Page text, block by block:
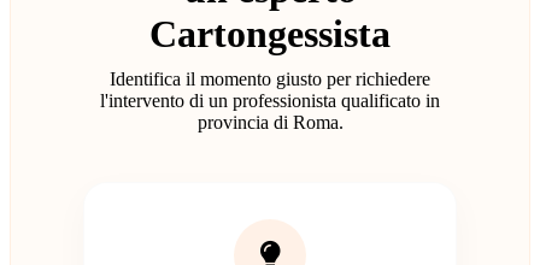
Cartongessista
Identifica il momento giusto per richiedere
l'intervento di un professionista qualificato in
provincia di Roma.